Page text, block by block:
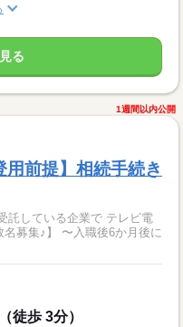
る
1週間以内公開
前提】相続手続き
託している企業で テレビ電
後6か月後に
徒歩 3分）